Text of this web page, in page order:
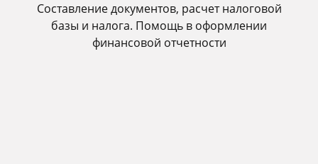
Составление документов, расчет налоговой
базы и налога. Помощь в оформлении
финансовой отчетности